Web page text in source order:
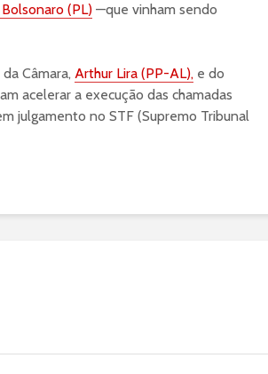
Bolsonaro (PL) —que vinham sendo
Câmara, Arthur Lira (PP-AL), e do
acelerar a execução das chamadas
julgamento no STF (Supremo Tribunal